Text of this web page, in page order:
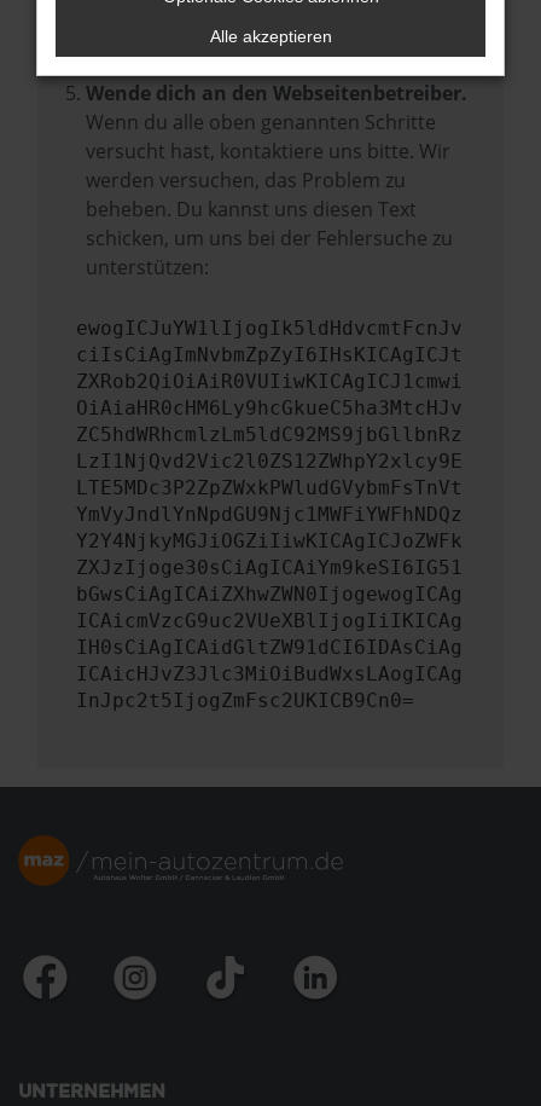
führen, dass bestimmte Funktionen nicht
mehr unterstützt werden.
Wende dich an den Webseitenbetreiber.
Wenn du alle oben genannten Schritte
versucht hast, kontaktiere uns bitte. Wir
werden versuchen, das Problem zu
beheben. Du kannst uns diesen Text
schicken, um uns bei der Fehlersuche zu
unterstützen:
ewogICJuYW1lIjogIk5ldHdvcmtFcnJv
ciIsCiAgImNvbmZpZyI6IHsKICAgICJt
ZXRob2QiOiAiR0VUIiwKICAgICJ1cmwi
OiAiaHR0cHM6Ly9hcGkueC5ha3MtcHJv
ZC5hdWRhcmlzLm5ldC92MS9jbGllbnRz
LzI1NjQvd2Vic2l0ZS12ZWhpY2xlcy9E
LTE5MDc3P2ZpZWxkPWludGVybmFsTnVt
YmVyJndlYnNpdGU9Njc1MWFiYWFhNDQz
Y2Y4NjkyMGJiOGZiIiwKICAgICJoZWFk
ZXJzIjoge30sCiAgICAiYm9keSI6IG51
bGwsCiAgICAiZXhwZWN0IjogewogICAg
ICAicmVzcG9uc2VUeXBlIjogIiIKICAg
IH0sCiAgICAidGltZW91dCI6IDAsCiAg
ICAicHJvZ3Jlc3MiOiBudWxsLAogICAg
InJpc2t5IjogZmFsc2UKICB9Cn0=
UNTERNEHMEN
Alle akzeptieren